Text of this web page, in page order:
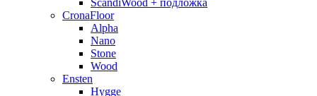
ScandiWood + подложка
CronaFloor
Alpha
Nano
Stone
Wood
Ensten
Hygge